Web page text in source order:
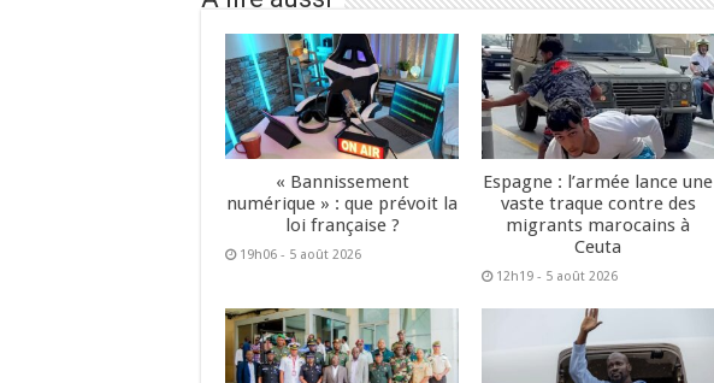
« Bannissement
numérique » : que prévoit la
loi française ?
19h06 - 5 août 2026
Espagne : l’armée lance une
vaste traque contre des
migrants marocains à
Ceuta
12h19 - 5 août 2026